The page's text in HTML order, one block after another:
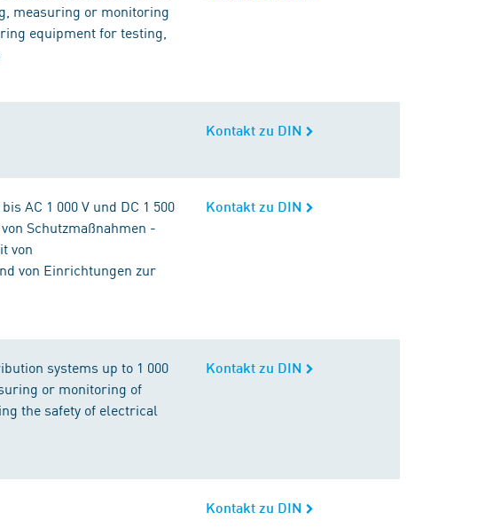
measuring or monitoring
equipment for testing,
Kontakt zu DIN
AC 1 000 V und DC 1 500
Schutzmaßnahmen -
von
von Einrichtungen zur
Kontakt zu DIN
systems up to 1 000
or monitoring of
the safety of electrical
Kontakt zu DIN
Kontakt zu DIN